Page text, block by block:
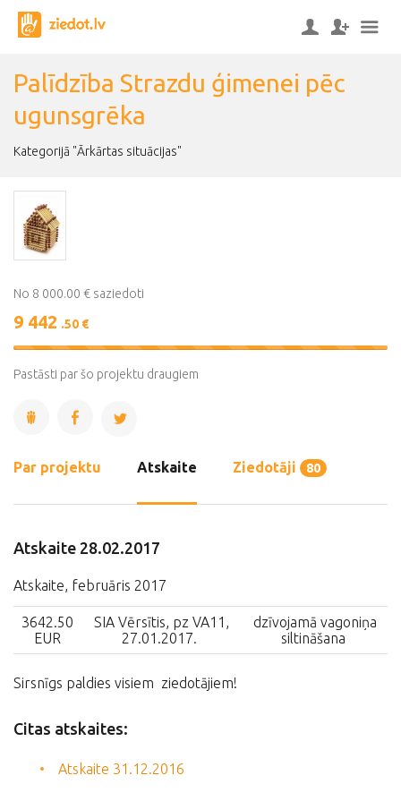
Palīdzība Strazdu ģimenei pēc
ugunsgrēka
Kategorijā "Ārkārtas situācijas"
No 8 000.00 € saziedoti
9 442 .50 €
118%
Pastāsti par šo projektu draugiem
Par projektu Atskaite Ziedotāji 80
Atskaite 28.02.2017
Atskaite, februāris 2017
3642.50
EUR
SIA Vērsītis, pz VA11,
27.01.2017.
dzīvojamā vagoniņa
siltināšana
Sirsnīgs paldies visiem ziedotājiem!
Citas atskaites:
Atskaite 31.12.2016